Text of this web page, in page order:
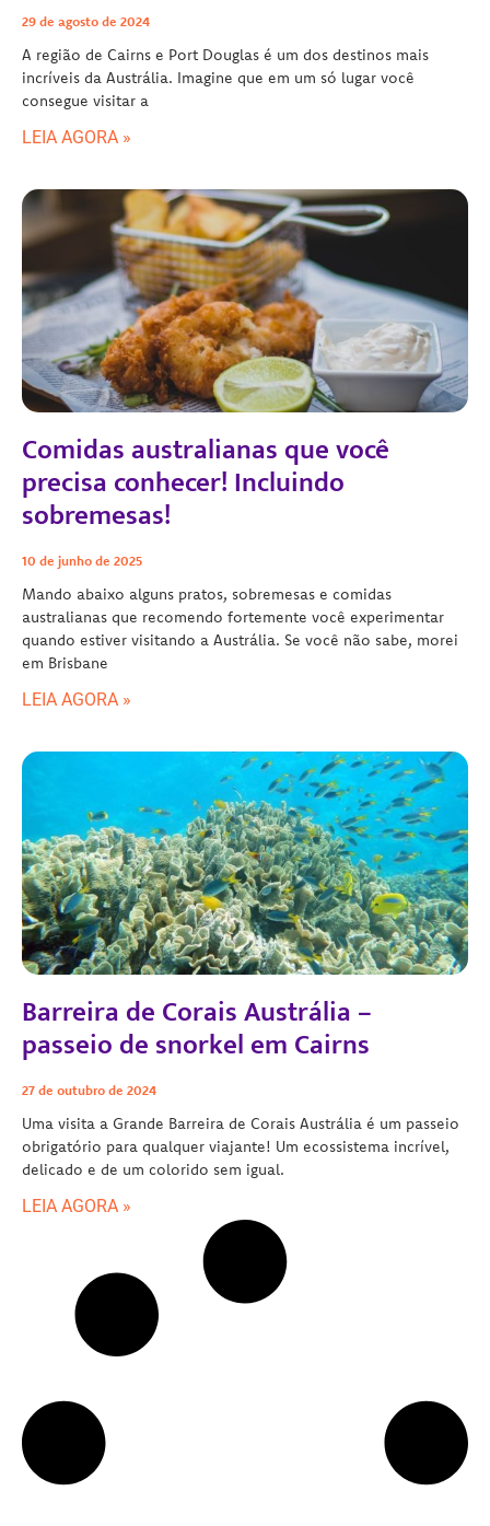
29 de agosto de 2024
A região de Cairns e Port Douglas é um dos destinos mais
incríveis da Austrália. Imagine que em um só lugar você
consegue visitar a
LEIA AGORA »
Comidas australianas que você
precisa conhecer! Incluindo
sobremesas!
10 de junho de 2025
Mando abaixo alguns pratos, sobremesas e comidas
australianas que recomendo fortemente você experimentar
quando estiver visitando a Austrália. Se você não sabe, morei
em Brisbane
LEIA AGORA »
Barreira de Corais Austrália –
passeio de snorkel em Cairns
27 de outubro de 2024
Uma visita a Grande Barreira de Corais Austrália é um passeio
obrigatório para qualquer viajante! Um ecossistema incrível,
delicado e de um colorido sem igual.
LEIA AGORA »